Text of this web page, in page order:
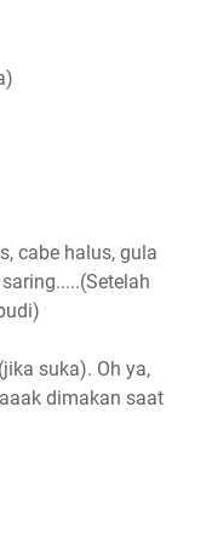
cabe halus, gula
suka). Oh ya,
dimakan saat